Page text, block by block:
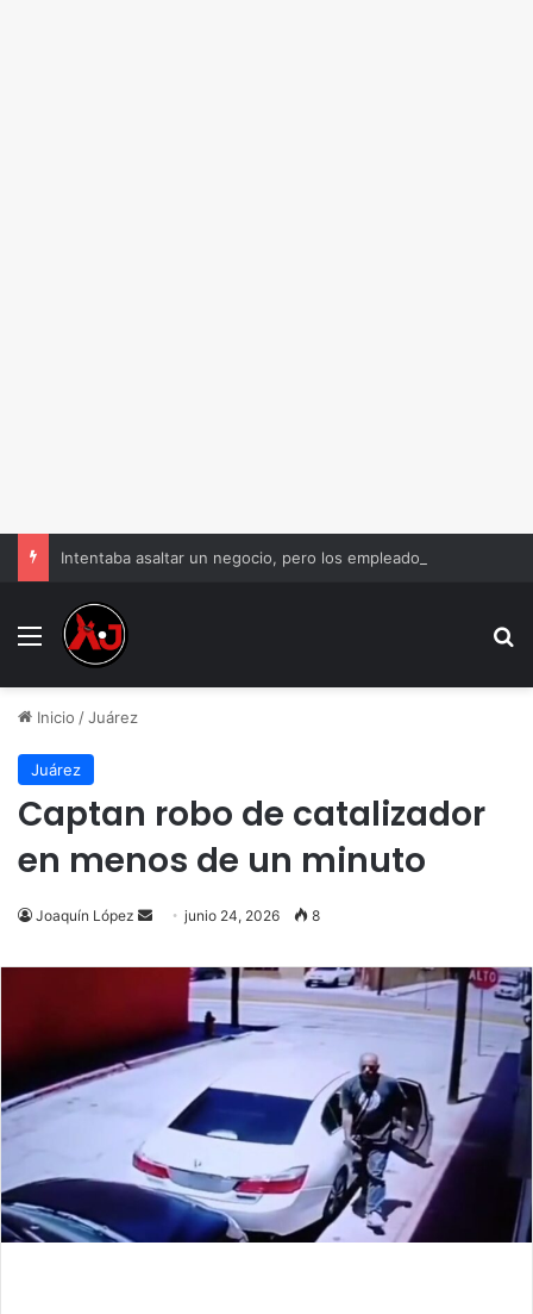
Menu
Inicio /Juárez
Juárez
Captan robo de catalizador
en menos de un minuto
Joaquín López
Send
email
junio 24, 2026 8